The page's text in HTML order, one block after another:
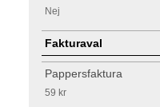
Nej
Fakturaval
Pappersfaktura
59 kr